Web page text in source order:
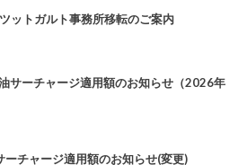
ットガルト事務所移転のご案内
サーチャージ適用額のお知らせ（2026年
チャージ適用額のお知らせ(変更)